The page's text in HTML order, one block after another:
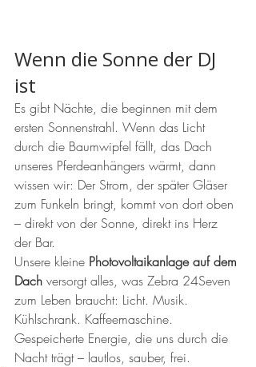
Wenn die Sonne der DJ
ist
Es gibt Nächte, die beginnen mit dem
ersten Sonnenstrahl. Wenn das Licht
durch die Baumwipfel fällt, das Dach
unseres Pferdeanhängers wärmt, dann
wissen wir: Der Strom, der später Gläser
zum Funkeln bringt, kommt von dort oben
– direkt von der Sonne, direkt ins Herz
der Bar.
Unsere kleine Photovoltaikanlage auf dem
Dach versorgt alles, was Zebra 24Seven
zum Leben braucht: Licht. Musik.
Kühlschrank. Kaffeemaschine.
Gespeicherte Energie, die uns durch die
Nacht trägt – lautlos, sauber, frei.